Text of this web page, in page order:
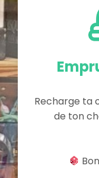
Recharge ta
de ton